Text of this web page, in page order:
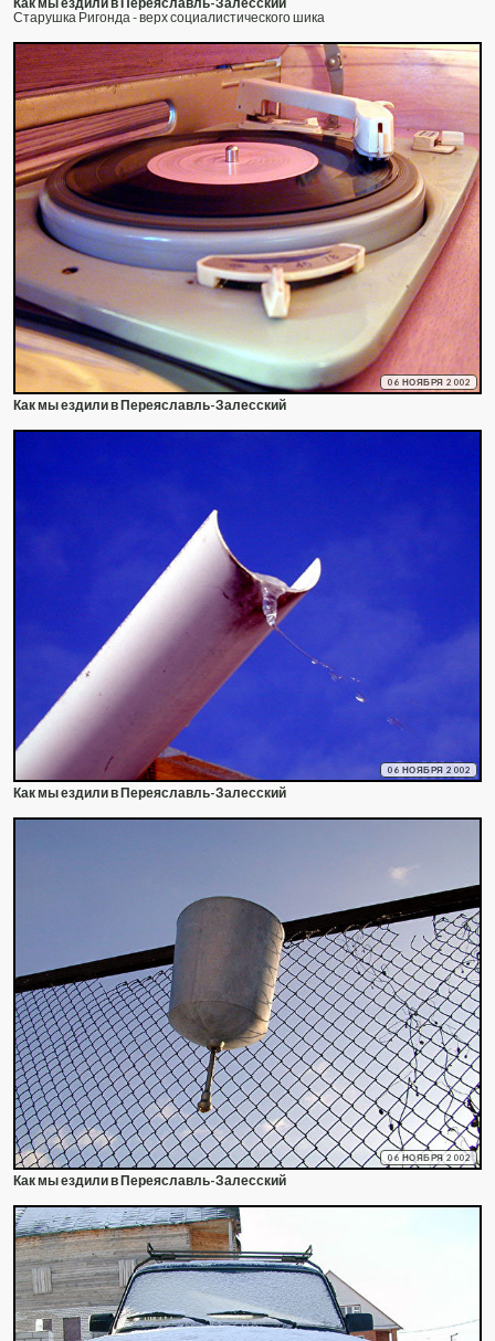
Старушка Ригонда - верх социалистического шика
06 НОЯБРЯ 2002
Как мы ездили в Переяславль-Залесский
06 НОЯБРЯ 2002
Как мы ездили в Переяславль-Залесский
06 НОЯБРЯ 2002
Как мы ездили в Переяславль-Залесский